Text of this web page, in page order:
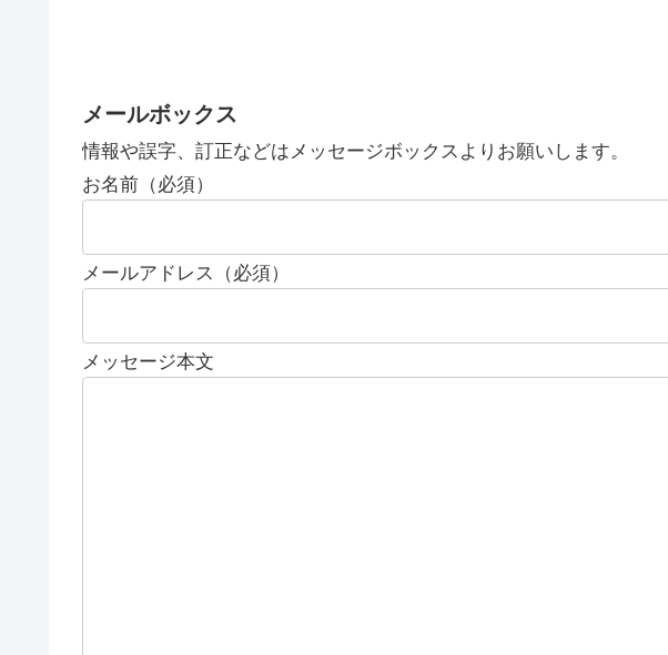
メールボックス
情報や誤字、訂正などはメッセージボックスよりお願いします。
お名前（必須）
メールアドレス（必須）
メッセージ本文